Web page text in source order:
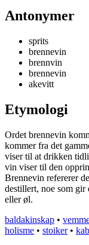
Antonymer
sprits
brennevin
brennvin
brennevin
akevitt
Etymologi
Ordet brennevin
kommer fra det
viser til at drikken
vin viser til den
Brennevin refererer
destillert, noe som
eller øl.
baldakinskap •
holisme • stoiker•